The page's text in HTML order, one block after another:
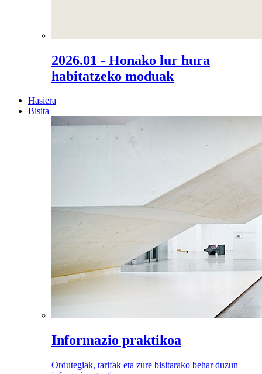
2026.01 - Honako lur hura
habitatzeko moduak
Hasiera
Bisita
Informazio praktikoa
Ordutegiak, tarifak eta zure bisitarako behar duzun